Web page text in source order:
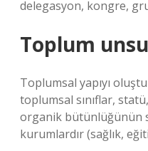
delegasyon, kongre,
Toplum
Toplumsal yapıyı
toplumsal sınıflar,
organik bütünlüğünün
kurumlardır (sağlık,